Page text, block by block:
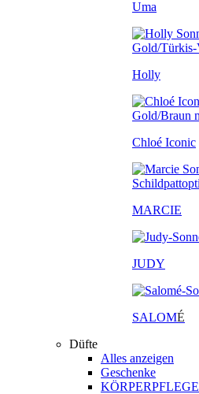
Uma
Holly
Chloé Iconic
MARCIE
JUDY
SALOMÉ
Düfte
Alles anzeigen
Geschenke
KÖRPERPFLEGE